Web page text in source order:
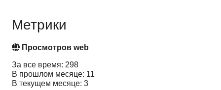
Метрики
Просмотров web
За все время: 298
В прошлом месяце: 11
В текущем месяце: 3